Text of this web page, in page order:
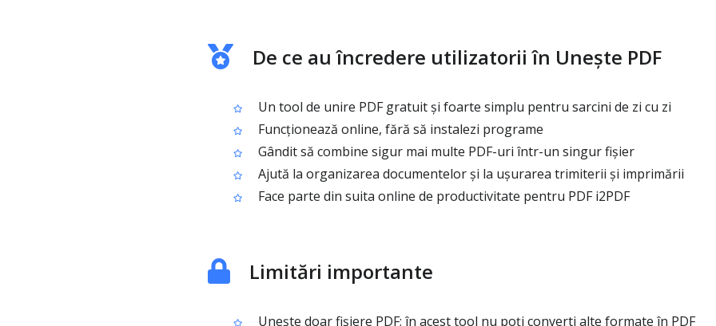
De ce au încredere utilizatorii în Unește PDF
Un tool de unire PDF gratuit și foarte simplu pentru sarcini de zi cu zi
Funcționează online, fără să instalezi programe
Gândit să combine sigur mai multe PDF-uri într-un singur fișier
Ajută la organizarea documentelor și la ușurarea trimiterii și imprimării
Face parte din suita online de productivitate pentru PDF i2PDF
Limitări importante
Unește doar fișiere PDF; în acest tool nu poți converti alte formate în PDF